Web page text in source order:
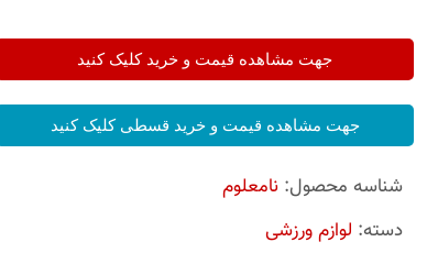
جهت مشاهده قیمت و خرید کلیک کنید
جهت مشاهده قیمت و خرید قسطی کلیک کنید
شناسه محصول: نامعلوم
دسته: لوازم ورزشی